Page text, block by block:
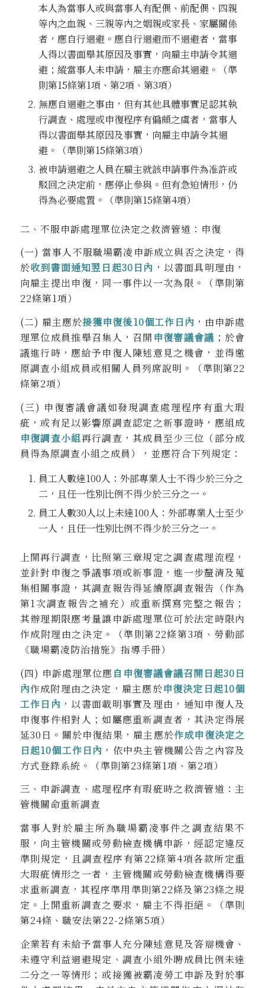
本人為當事人或與當事人有配偶、前配偶、四親
等內之血親、三親等內之姻親或家長、家屬關係
者，應自行迴避。應自行迴避而不迴避者，當事
人得以書面舉其原因及事實，向雇主申請令其迴
避；縱當事人未申請，雇主亦應命其迴避。（準
則第15條第1項、第2項、第3項）
無應自迴避之事由，但有其他具體事實足認其執
行調查、處理或申復程序有偏頗之虞者，當事人
得以書面舉其原因及事實，向雇主申請令其迴
避。（準則第15條第3項）
被申請迴避之人員在雇主就該申請事件為准許或
駁回之決定前，應停止參與。但有急迫情形，仍
得為必要處置。（準則第15條第4項）
二、不服申訴處理單位決定之救濟管道：申復
(一) 當事人不服職場霸凌申訴成立與否之決定，得
於收到書面通知翌日起30日內 ，以書面具明理由，
向雇主提出申復，同一事件以一次為限。（準則第
22條第1項）
(二) 雇主應於接獲申復後10個工作日內 ，由申訴處
理單位成員推舉召集人，召開 申復審議會議 ；於會
議進行時，應給予申復人陳述意見之機會，並得邀
原調查小組成員或相關人員列席說明。（準則第22
條第2項）
(三) 申復審議會議如發現調查處理程序有重大瑕
疵，或有足以影響原調查認定之新事證時，應組成
申復調查小組再行調查，其成員至少三位（部分成
員得為原調查小組之成員），並應符合下列規定：
員工人數達100人：外部專業人士不得少於三分之
二，且任一性別比例不得少於三分之一。
員工人數30人以上未達100人：外部專業人士至少
一人，且任一性別比例不得少於三分之一。
上開再行調查，比照第三章規定之調查處理流程，
並針對申復之爭議事項或新事證，進一步釐清及蒐
集相關事證，其調查報告得延續原調查報告（作為
第1次調查報告之補充）或重新撰寫完整之報告；
其辦理期限應考量讓申訴處理單位可於法定時限內
作成附理由之決定。（準則第22條第3項、勞動部
《職場霸凌防治措施》指導手冊）
(四) 申訴處理單位應自申復審議會議召開日起30日
內作成附理由之決定，雇主應於申復決定日起10個
工作日內 ，以書面載明事實及理由，通知申復人及
申復事件相對人；如屬應重新調查者，其決定得展
延30日。關於申復結果，雇主應於作成申復決定之
日起10個工作日內 ，依中央主管機關公告之內容及
方式登錄系統。（準則第23條第1項、第2項）
三、申訴調查、處理程序有瑕疵時之救濟管道：主
管機關命重新調查
當事人對於雇主所為職場霸凌事件之調查結果不
服，向主管機關或勞動檢查機構申訴，經認定違反
準則規定，且調查程序有第22條第4項各款所定重
大瑕疵情形之一者，主管機關或勞動檢查機構得要
求重新調查，其程序準用準則第22條及第23條之規
定。上開重新調查之要求，雇主不得拒絕。（準則
第24條、職安法第22-2條第5項）
企業若有未給予當事人充分陳述意見及答辯機會、
未遵守利益迴避規定、調查小組外聘成員比例未達
二分之一等情形；或接獲被霸凌勞工申訴及對於事